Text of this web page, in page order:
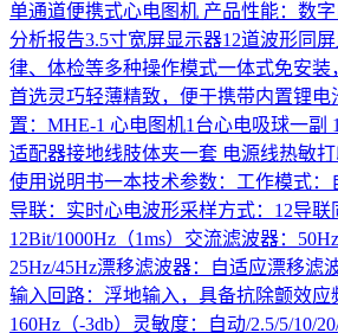
单通道便携式心电图机 产品性能：数
分析报告3.5寸宽屏显示器12道波形同
律、体检等多种操作模式一体式免安
首选灵巧轻薄精致，便于携带内置锂电
置：MHE-1 心电图机1台心电吸球一副
适配器接地线肢体夹一套 电源线热敏
使用说明书一本技术参数：工作模式：
导联：实时心电波形采样方式：12导联
12Bit/1000Hz（1ms）交流滤波器：
25Hz/45Hz漂移滤波器：自适应漂移滤
输入回路：浮地输入，具备抗除颤效应
160Hz（-3db）灵敏度：自动/2.5/5/10/